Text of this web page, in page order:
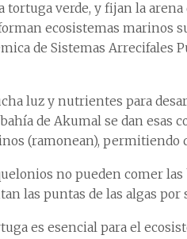
verde, y fijan la arena
ecosistemas marinos
de Sistemas Arrecifales
luz y nutrientes para
de Akumal se dan esas
(ramonean), permitiendo
no pueden comer las
las puntas de las algas por
es esencial para el